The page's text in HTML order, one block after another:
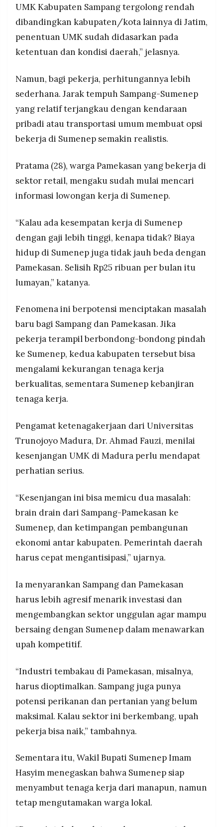
UMK Kabupaten Sampang tergolong rendah
dibandingkan kabupaten/kota lainnya di Jatim,
penentuan UMK sudah didasarkan pada
ketentuan dan kondisi daerah,” jelasnya.
Namun, bagi pekerja, perhitungannya lebih
sederhana. Jarak tempuh Sampang-Sumenep
yang relatif terjangkau dengan kendaraan
pribadi atau transportasi umum membuat opsi
bekerja di Sumenep semakin realistis.
Pratama (28), warga Pamekasan yang bekerja di
sektor retail, mengaku sudah mulai mencari
informasi lowongan kerja di Sumenep.
“Kalau ada kesempatan kerja di Sumenep
dengan gaji lebih tinggi, kenapa tidak? Biaya
hidup di Sumenep juga tidak jauh beda dengan
Pamekasan. Selisih Rp25 ribuan per bulan itu
lumayan,” katanya.
Fenomena ini berpotensi menciptakan masalah
baru bagi Sampang dan Pamekasan. Jika
pekerja terampil berbondong-bondong pindah
ke Sumenep, kedua kabupaten tersebut bisa
mengalami kekurangan tenaga kerja
berkualitas, sementara Sumenep kebanjiran
tenaga kerja.
Pengamat ketenagakerjaan dari Universitas
Trunojoyo Madura, Dr. Ahmad Fauzi, menilai
kesenjangan UMK di Madura perlu mendapat
perhatian serius.
“Kesenjangan ini bisa memicu dua masalah:
brain drain dari Sampang-Pamekasan ke
Sumenep, dan ketimpangan pembangunan
ekonomi antar kabupaten. Pemerintah daerah
harus cepat mengantisipasi,” ujarnya.
Ia menyarankan Sampang dan Pamekasan
harus lebih agresif menarik investasi dan
mengembangkan sektor unggulan agar mampu
bersaing dengan Sumenep dalam menawarkan
upah kompetitif.
“Industri tembakau di Pamekasan, misalnya,
harus dioptimalkan. Sampang juga punya
potensi perikanan dan pertanian yang belum
maksimal. Kalau sektor ini berkembang, upah
pekerja bisa naik,” tambahnya.
Sementara itu, Wakil Bupati Sumenep Imam
Hasyim menegaskan bahwa Sumenep siap
menyambut tenaga kerja dari manapun, namun
tetap mengutamakan warga lokal.